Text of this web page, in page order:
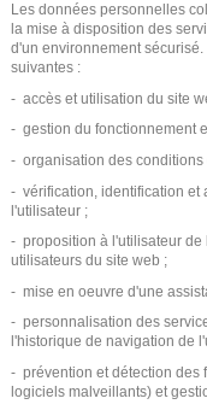
Les données personnelles
la mise à disposition des
d'un environnement
suivantes :
- accès et utilisation du site
- gestion du fonctionnement
- organisation des
- vérification, identification et
l'utilisateur ;
- proposition à l'utilisateur de
utilisateurs du site web ;
- mise en oeuvre d'une
- personnalisation des
l'historique de navigation de
- prévention et détection des
logiciels malveillants) et